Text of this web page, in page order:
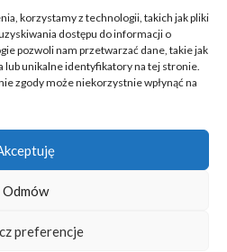
korzystamy z technologii, takich jak pliki
dostępu do informacji o
pozwoli nam przetwarzać dane, takie jak
lub unikalne identyfikatory na tej stronie.
zgody może niekorzystnie wpłynąć na
Odmów
preferencje